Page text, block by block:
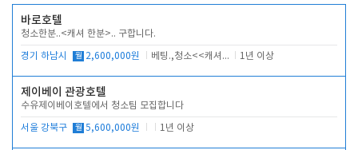
바로호텔
청소한분..<캐셔 한분>.. 구합니다.
경기 하남시 월 2,600,000원 베팅.,청소<<캐셔 모셔봅니다. 1년 이상
제이베이 관광호텔
수유제이베이호텔에서 청소팀 모집합니다
서울 강북구 월 5,600,000원 1년 이상